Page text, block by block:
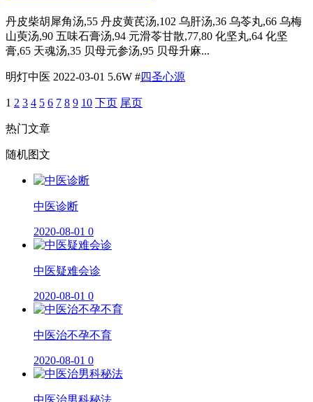
丹皮柴胡犀角汤,55 丹皮黄芪汤,102 乌肝汤,36 乌苓丸,66 乌梅
山萸汤,90 五味石膏汤,94 元滑苓甘散,77,80 化坚丸,64 化坚
膏,65 天魂汤,35 贝母元参汤,95 贝母升麻...
明灯中医 2022-03-01 5.6W #四圣心源
1 2 3 4 5 6 7 8 9 10 下页 尾页
热门文章
随机图文
​中医诊断
2020-08-01 0
中医疑难会诊
2020-08-01 0
中医治不孕不育
2020-08-01 0